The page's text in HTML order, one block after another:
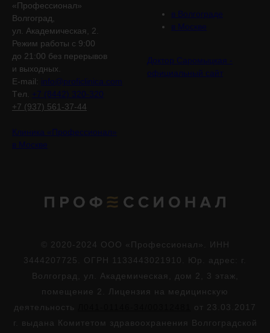
«Профессионал»
Волгоград,
ул. Академическая, 2.
Режим работы с 9:00
до 21:00 без перерывов
и выходных.
E-mail: info@proficlinica.com
Tел. +7 (8442) 320-320
+7 (937) 561-37-44
Клиника «Профессионал»
в Москве
в Волгограде
в Москве
Доктор Саромыцкая -
официальный сайт
© 2020-2024 ООО «Профессионал». ИНН
3444207725. ОГРН 1133443021910. Юр. адрес: г.
Волгоград, ул. Академическая, дом 2, 3 этаж,
помещение 2. Лицензия на медицинскую
деятельность
от 23.03.2017
г. выдана Комитетом здравоохранения Волгоградской